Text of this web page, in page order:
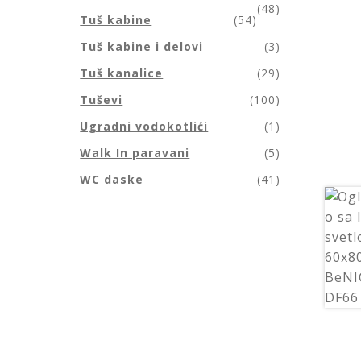
(48)
Tuš kabine
(54)
Tuš kabine i delovi
(3)
Tuš kanalice
(29)
Tuševi
(100)
Ugradni vodokotlići
(1)
Walk In paravani
(5)
WC daske
(41)